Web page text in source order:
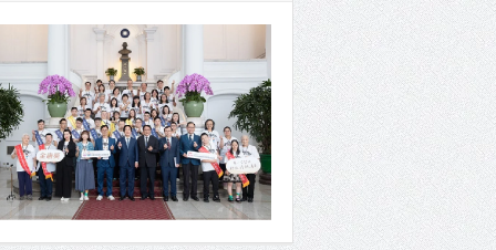
賓共同